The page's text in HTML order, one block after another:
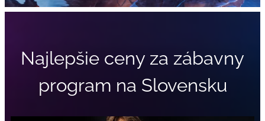
Najlepšie ceny za zábavny
program na Slovensku